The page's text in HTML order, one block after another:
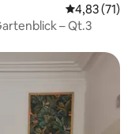
4,83 (71)
– Qt.3